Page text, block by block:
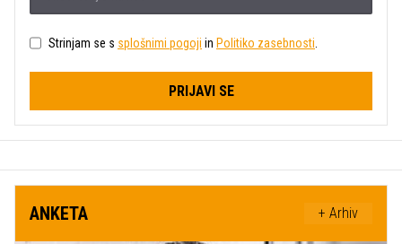
Strinjam se s splošnimi pogoji in Politiko zasebnosti
PRIJAVI SE
ANKETA + Arhiv